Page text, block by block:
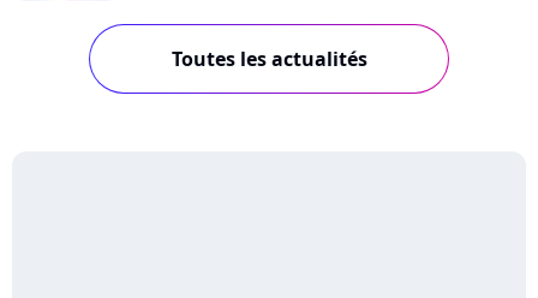
Toutes les actualités